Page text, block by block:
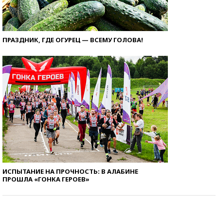
ПРАЗДНИК, ГДЕ ОГУРЕЦ — ВСЕМУ ГОЛОВА!
ИСПЫТАНИЕ НА ПРОЧНОСТЬ: В АЛАБИНЕ
ПРОШЛА «ГОНКА ГЕРОЕВ»